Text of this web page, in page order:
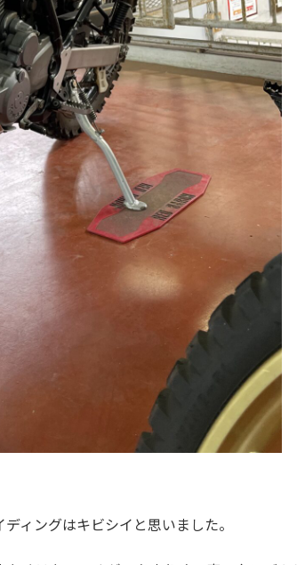
ィングはキビシイと思いました。